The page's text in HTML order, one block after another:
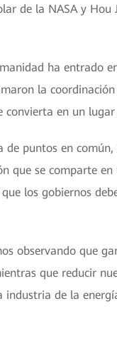
de la NASA y Hou
ha entrado
la
en un lugar
de puntos en
que se comparte
los gobiernos
observando que
que reducir
de la